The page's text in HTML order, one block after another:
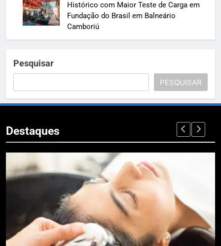
Histórico com Maior Teste de Carga em
Fundação do Brasil em Balneário
Camboriú
Pesquisar
PESQUISAR
Destaques